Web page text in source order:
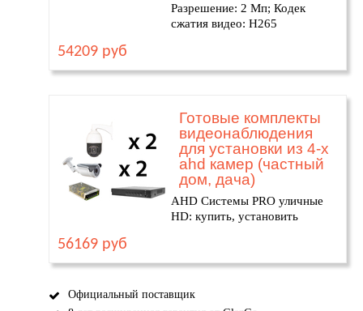
Разрешение: 2 Мп; Кодек
сжатия видео: H265
54209 руб
Готовые комплекты
видеонаблюдения
для установки из 4-х
ahd камер (частный
дом, дача)
AHD Системы PRO уличные
HD: купить, установить
56169 руб
Официальный поставщик